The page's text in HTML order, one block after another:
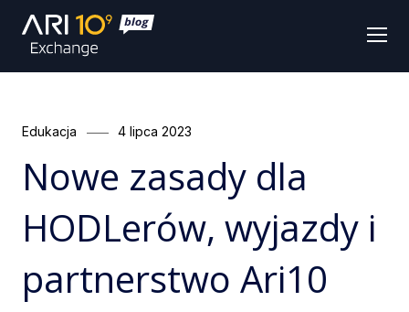
Categories
Edukacja
Posted
4 lipca 2023
Nowe zasady dla
HODLerów, wyjazdy i
partnerstwo Ari10